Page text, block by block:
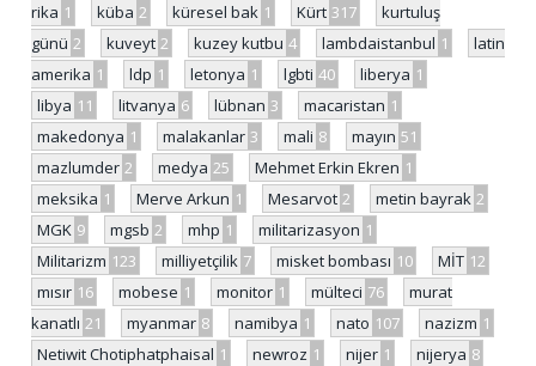
rika 1 küba 2 küresel bak 1 Kürt 317
kurtuluş
günü 2 kuveyt 2 kuzey kutbu 4 lambdaistanbul 1
latin
amerika 1 ldp 1 letonya 1 lgbti 40 liberya 1
libya 11 litvanya 6 lübnan 3 macaristan 1
makedonya 1 malakanlar 3 mali 8 mayın 51
mazlumder 2 medya 25 Mehmet Erkin Ekren 1
meksika 1 Merve Arkun 1 Mesarvot 2 metin bayrak 2
MGK 9 mgsb 2 mhp 1 militarizasyon 1
Militarizm 123 milliyetçilik 7 misket bombası 10 MİT 12
mısır 16 mobese 1 monitor 1 mülteci 76
murat
kanatlı 21 myanmar 8 namibya 1 nato 107 nazizm 1
Netiwit Chotiphatphaisal 1 newroz 1 nijer 1 nijerya 8